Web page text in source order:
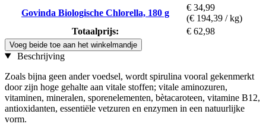
Govinda Biologische Chlorella, 180 g
€ 34,99
(€ 194,39 / kg)
Totaalprijs:
€ 62,98
Voeg beide toe aan het winkelmandje
Beschrijving
Zoals bijna geen ander voedsel, wordt spirulina vooral gekenmerkt
door zijn hoge gehalte aan vitale stoffen; vitale aminozuren,
vitaminen, mineralen, sporenelementen, bètacaroteen, vitamine B12,
antioxidanten, essentiële vetzuren en enzymen in een natuurlijke
vorm.